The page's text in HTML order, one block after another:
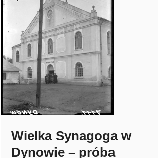
Wielka Synagoga w
Dynowie – próba